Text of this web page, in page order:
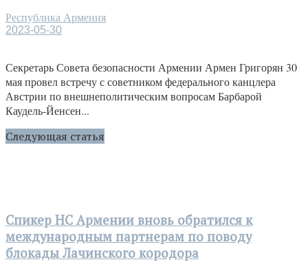
Республика Армения
2023-05-30
Секретарь Совета безопасности Армении Армен Григорян 30
мая провел встречу с советником федерального канцлера
Австрии по внешнеполитическим вопросам Барбарой
Каудель-Йенсен...
Следующая статья
Спикер НС Армении вновь обратился к
международным партнерам по поводу
блокады Лачинского кородора